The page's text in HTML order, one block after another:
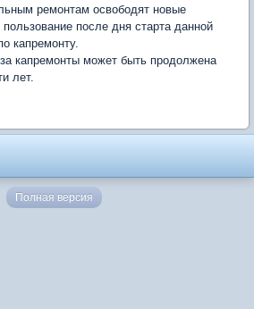
ремонтам освободят новые
после дня старта данной
капремонту.
капремонты может быть продолжена
лет.
Полная версия